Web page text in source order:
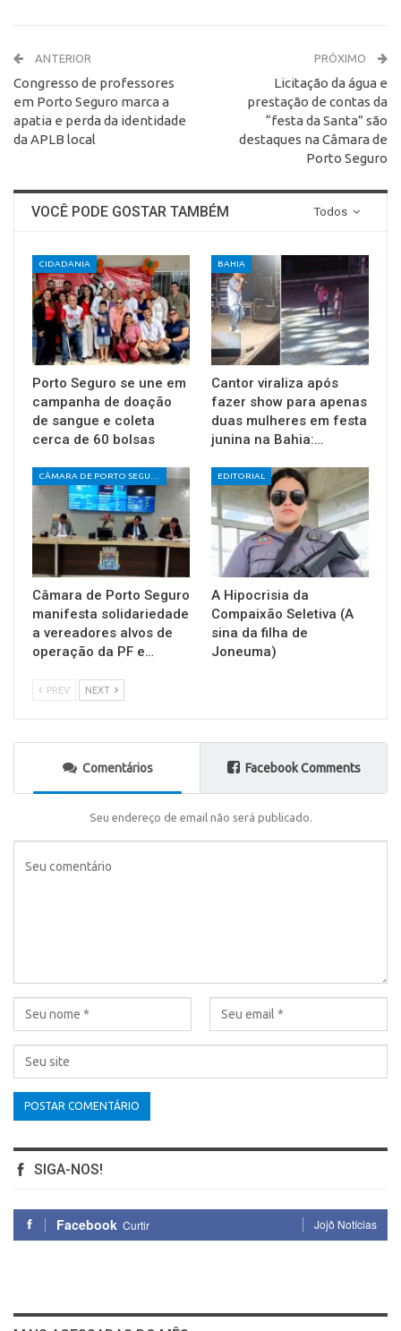
ANTERIOR
Congresso de professores
em Porto Seguro marca a
apatia e perda da identidade
da APLB local
PRÓXIMO
Licitação da água e
prestação de contas da
“festa da Santa” são
destaques na Câmara de
Porto Seguro
Todos
VOCÊ PODE GOSTAR TAMBÉM
CIDADANIA
Porto Seguro se une em
campanha de doação
de sangue e coleta
cerca de 60 bolsas
BAHIA
Cantor viraliza após
fazer show para apenas
duas mulheres em festa
junina na Bahia:…
Câmara de Porto Seguro
manifesta solidariedade
a vereadores alvos de
operação da PF e…
EDITORIAL
A Hipocrisia da
Compaixão Seletiva (A
sina da filha de
Joneuma)
PREV NEXT
Comentários Facebook Comments
Seu endereço de email não será publicado.
SIGA-NOS!
Facebook Curtir Jojô Notícias